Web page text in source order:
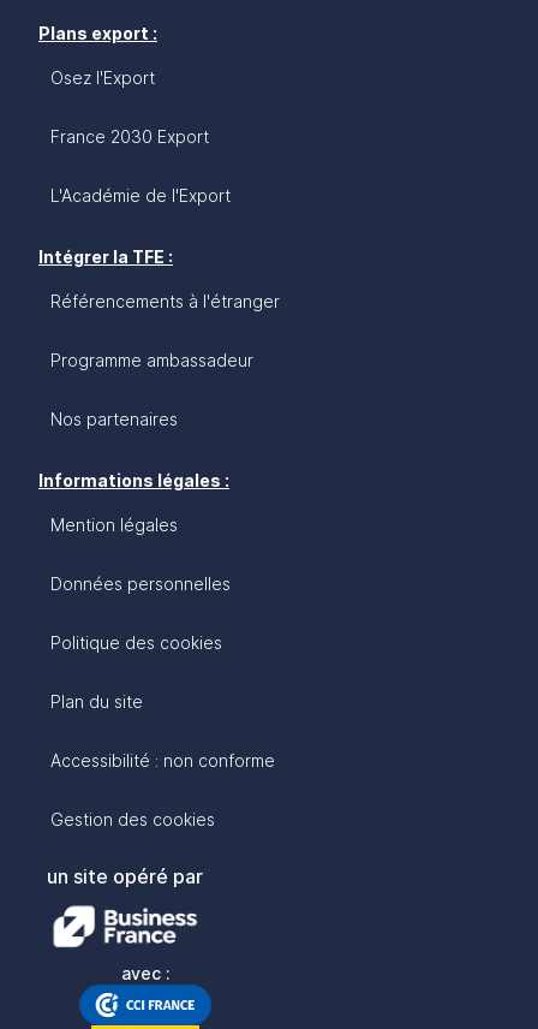
Plans export :
Osez l'Export
France 2030 Export
L'Académie de l'Export
Intégrer la TFE :
Référencements à l'étranger
Programme ambassadeur
Nos partenaires
Informations légales :
Mention légales
Données personnelles
Politique des cookies
Plan du site
Accessibilité : non conforme
Gestion des cookies
un site opéré par
avec :